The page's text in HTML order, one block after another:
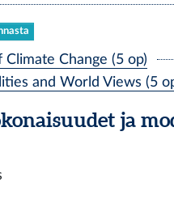
Change (5 op)
and World Views (5
ja